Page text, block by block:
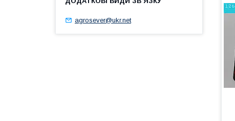
agrosever@ukr.net